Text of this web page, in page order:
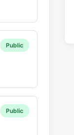
Public
Public